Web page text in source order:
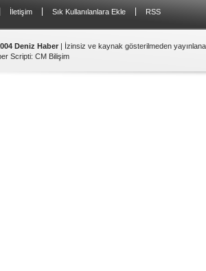
İletişim Sık Kullanılanlara Ekle RSS
Deniz Haber | İzinsiz ve kaynak gösterilmeden
Scripti: CM Bilişim